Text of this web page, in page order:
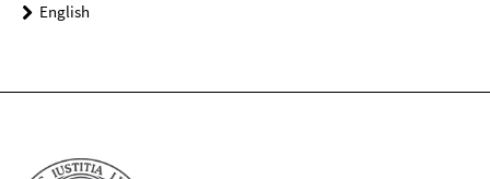
English